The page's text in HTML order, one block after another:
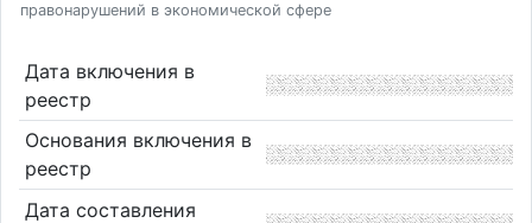
правонарушений в экономической сфере
Дата включения в
реестр
Основания включения в
реестр
Дата составления